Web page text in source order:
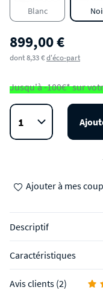
Blanc
899,00 €
dont 8,33 €d'éco-part
Jusqu'à -100€* sur
Ajouter à mes
Descriptif
Caractéristiques
Avis clients (2)